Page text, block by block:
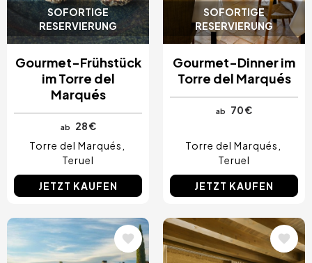
SOFORTIGE
RESERVIERUNG
Gourmet-Frühstück
im Torre del
Marqués
ab
28 €
Torre del Marqués
Teruel
JETZT KAUFEN
SOFORTIGE
RESERVIERUNG
Gourmet-Dinner im
Torre del Marqués
ab 70 €
Torre del Marqués
Teruel
JETZT KAUFEN
Bild Bild